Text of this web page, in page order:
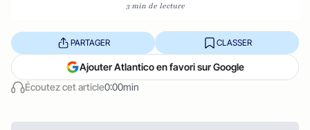
3 min de lecture
Écoutez cet article0:00min
PARTAGER CLASSER
Ajouter Atlantico en favori sur Google